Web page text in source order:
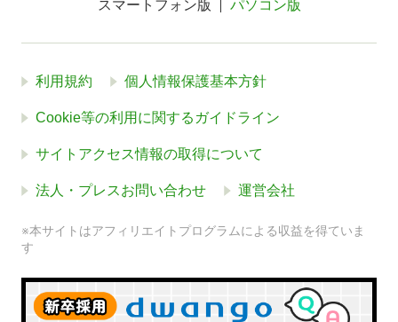
スマートフォン版 パソコン版
利用規約 個人情報保護基本方針
Cookie等の利用に関するガイドライン
サイトアクセス情報の取得について
法人・プレスお問い合わせ 運営会社
※本サイトはアフィリエイトプログラムによる収益を得ていま
す